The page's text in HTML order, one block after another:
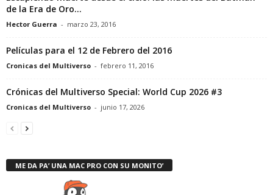
de la Era de Oro...
Hector Guerra - marzo 23, 2016
Películas para el 12 de Febrero del 2016
Cronicas del Multiverso - febrero 11, 2016
Crónicas del Multiverso Special: World Cup 2026 #3
Cronicas del Multiverso - junio 17, 2026
ME DA PA’ UNA MAC PRO CON SU MONITO’